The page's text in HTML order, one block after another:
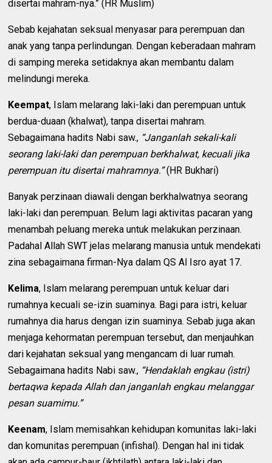
disertai mahram-nya.” (HR Muslim)
Sebab kejahatan seksual menyasar para perempuan dan
anak yang tanpa perlindungan. Dengan keberadaan mahram
di samping mereka setidaknya akan membantu dalam
melindungi mereka.
Keempat, Islam melarang laki-laki dan perempuan untuk
berdua-duaan (khalwat), tanpa disertai mahram.
Sebagaimana hadits Nabi saw., “Janganlah sekali-kali
seorang laki-laki dan perempuan berkhalwat, kecuali jika
perempuan itu disertai mahramnya.”(HR Bukhari)
Banyak perzinaan diawali dengan berkhalwatnya seorang
laki-laki dan perempuan. Belum lagi aktivitas pacaran yang
menambah peluang mereka untuk melakukan perzinaan.
Padahal Allah SWT jelas melarang manusia untuk mendekati
zina sebagaimana firman-Nya dalam QS Al Isro ayat 17.
Kelima, Islam melarang perempuan untuk keluar dari
rumahnya kecuali se-izin suaminya. Bagi para istri, keluar
rumahnya dia harus dengan izin suaminya. Sebab juga akan
menjaga kehormatan perempuan tersebut, dan menjauhkan
dari kejahatan seksual yang mengancam di luar rumah.
Sebagaimana hadits Nabi saw., “Hendaklah engkau (istri)
bertaqwa kepada Allah dan janganlah engkau melanggar
pesan suamimu.”
Keenam, Islam memisahkan kehidupan komunitas laki-laki
dan komunitas perempuan (infishal). Dengan hal ini tidak